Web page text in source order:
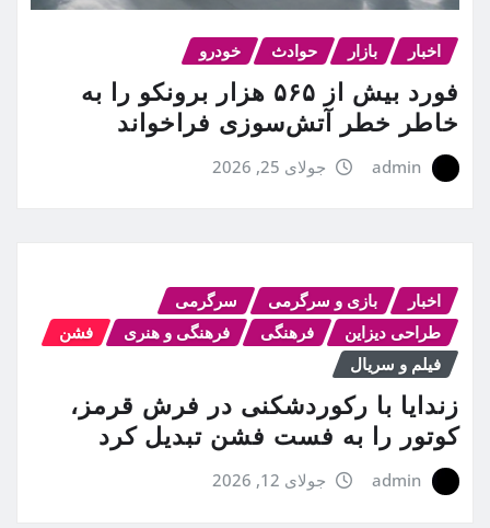
اخبار بازار حوادث خودرو
فورد بیش از ۵۶۵ هزار برونکو را به
خاطر خطر آتش‌سوزی فراخواند
admin جولای 25, 2026
اخبار بازی و سرگرمی
سرگرمی
طراحی دیزاین
فرهنگی فرهنگی و هنری
فشن
فیلم و سریال
زندایا با رکوردشکنی در فرش قرمز،
کوتور را به فست فشن تبدیل کرد
admin جولای 12, 2026